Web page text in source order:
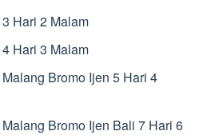
Hari 2 Malam
Hari 3 Malam
Bromo Ijen 5 Hari 4
Bromo Ijen Bali 7 Hari 6